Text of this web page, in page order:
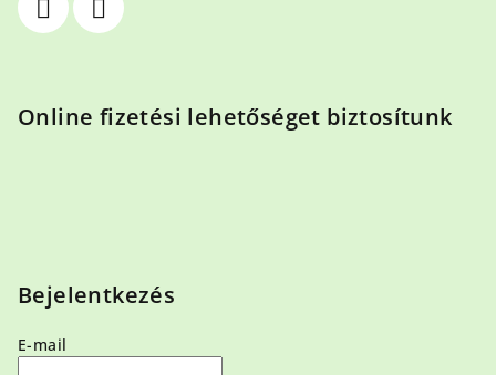
Online fizetési lehetőséget biztosítunk
Bejelentkezés
E-mail